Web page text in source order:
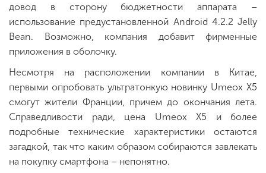
довод в сторону бюджетности аппарата –
использование предустановленной Android 4.2.2 Jelly
Bean. Возможно, компания добавит фирменные
приложения в оболочку.
Несмотря на расположении компании в Китае,
первыми опробовать ультратонкую новинку Umeox X5
смогут жители Франции, причем до окончания лета.
Справедливости ради, цена Umeox X5 и более
подробные технические характеристики остаются
загадкой, так что каким образом собираются завлекать
на покупку смартфона – непонятно.